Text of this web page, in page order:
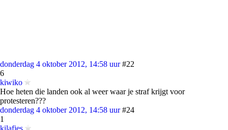
donderdag 4 oktober 2012, 14:58 uur #22
6
kiwiko
Hoe heten die landen ook al weer waar je straf krijgt voor
protesteren???
donderdag 4 oktober 2012, 14:58 uur #24
1
kilafjes